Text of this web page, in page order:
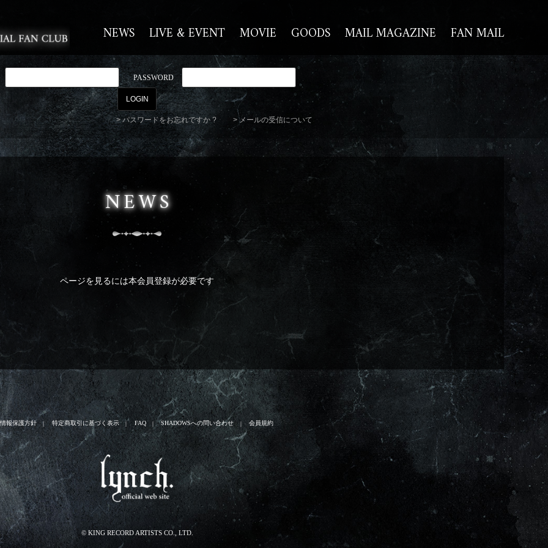
NEWS LIVE & EVENT MOVIE GOODS MAIL MAGAZINE FAN MAIL
PASSWORD
パスワードをお忘れですか ? メールの受信について
NEWS
ページを見るには本会員登録が必要です
報保護方針 特定商取引に基づく表示 FAQ SHADOWSへの問い合わせ 会員規約
© KING RECORD ARTISTS CO., LTD.